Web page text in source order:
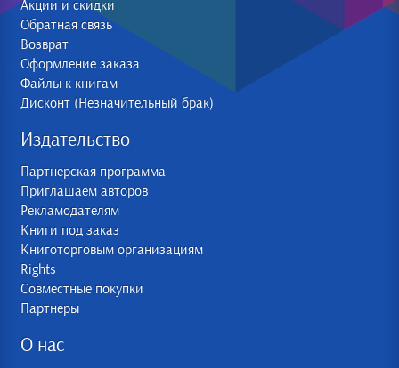
Акции и скидки
Обратная связь
Возврат
Оформление заказа
Файлы к книгам
Дисконт (Незначительный брак)
Издательство
Партнерская программа
Приглашаем авторов
Рекламодателям
Книги под заказ
Книготорговым организациям
Rights
Совместные покупки
Партнеры
О нас